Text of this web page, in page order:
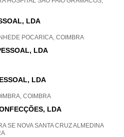
LDA
POCARICA, COIMBRA
LDA
LDA
COIMBRA
LDA
SE NOVA SANTA CRUZ ALMEDINA